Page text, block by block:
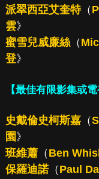
派翠西亞艾奎特（
雲》
蜜雪兒威廉絲（
登》
【最佳有限影集或
史戴倫史柯斯嘉（
園 》
班維蕭（ Ben
保羅迪諾（ Paul